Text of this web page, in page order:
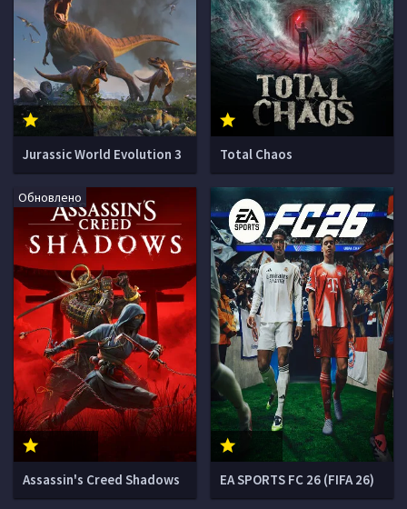
Jurassic World Evolution 3 Total Chaos
Обновлено
Assassin's Creed Shadows EA SPORTS FC 26 (FIFA 26)